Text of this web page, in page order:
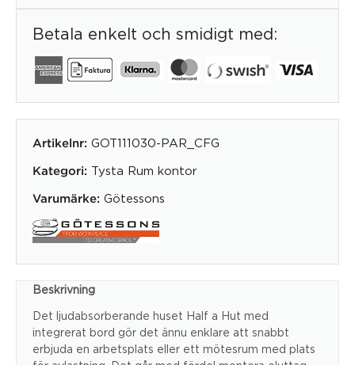
Betala enkelt och smidigt med:
Artikelnr: GOT111030-PAR_CFG
Kategori: Tysta Rum kontor
Varumärke: Götessons
Beskrivning
Det ljudabsorberande huset Half a Hut med
integrerat bord gör det ännu enklare att snabbt
erbjuda en arbetsplats eller ett mötesrum med plats